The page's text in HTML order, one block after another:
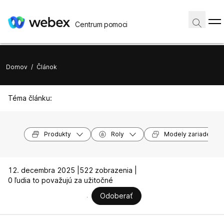
Centrum pomoci
Domov / Článok
Téma článku:
Produkty Roly Modely zariadení
12. decembra 2025 | 522 zobrazenia |
0 ľudia to považujú za užitočné
Odoberať